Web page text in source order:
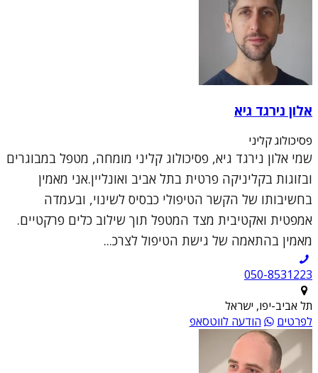
אלון נירגד גיא
פסיכולוג קליני
שמי אלון נירגד גיא, פסיכולוג קליני מומחה, מטפל במבוגרים
ובזוגות בקליניקה פרטית בתל אביב ואונליין.אני מאמין
בחשיבותו של הקשר הטיפולי כבסיס לשינוי, ובעמדה
אמפטית ואקטיבית מצד המטפל תוך שילוב כלים פרקטיים.
מאמין בהתאמה של גישת הטיפול לצרכ...
050-8531223
תל אביב-יפו, ישראל
לפרטים
הודעה לווטסאפ